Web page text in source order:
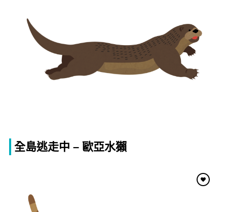
全島逃走中 – 歐亞水獺